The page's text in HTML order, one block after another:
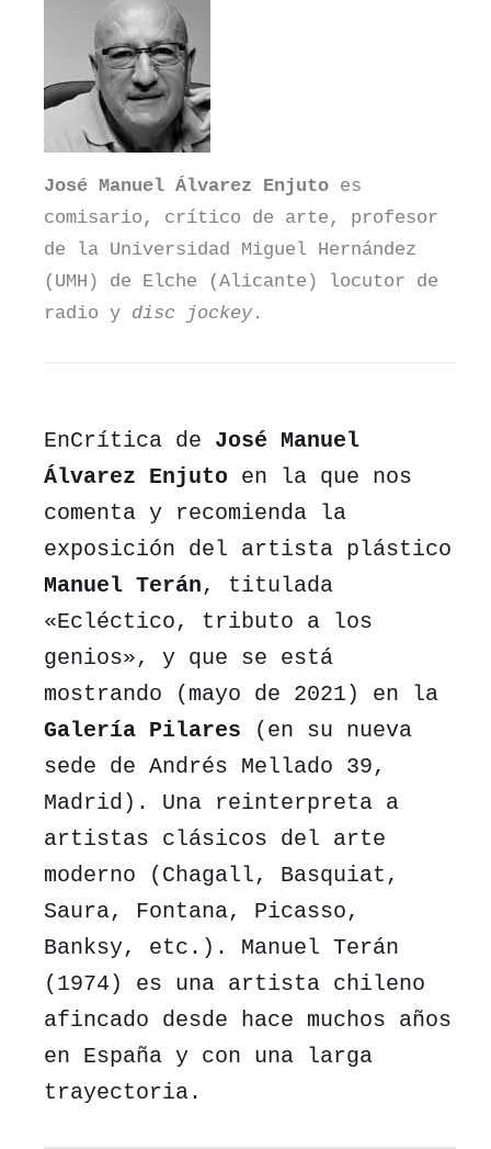
José Manuel Álvarez Enjutoes
comisario, crítico de arte, profesor
de la Universidad Miguel Hernández
(UMH) de Elche (Alicante) locutor de
radio y disc jockey.
EnCríticade José Manuel
Álvarez Enjuto en la que nos
comenta y recomienda la
exposición del artista plástico
Manuel Terán, titulada
«Ecléctico, tributo a los
genios», y que se está
mostrando (mayo de 2021) en la
Galería Pilares (en su nueva
sede de Andrés Mellado 39,
Madrid). Una reinterpreta a
artistas clásicos del arte
moderno (Chagall, Basquiat,
Saura, Fontana, Picasso,
Banksy, etc.). Manuel Terán
(1974) es una artista chileno
afincado desde hace muchos años
en España y con una larga
trayectoria.